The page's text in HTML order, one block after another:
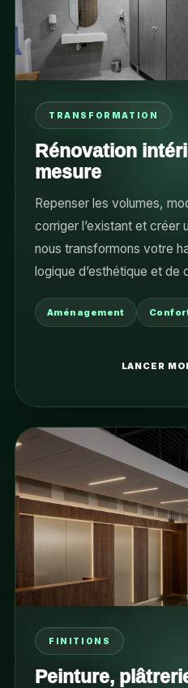
TRANSFORMATION
Rénovation
mesure
Repenser les volumes,
corriger l’existant et créer
nous transformons votre
logique d’esthétique et de
Aménagement
LANCER
FINITIONS
Peinture,